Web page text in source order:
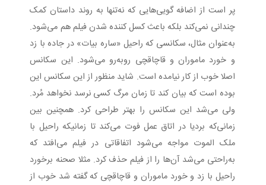
پر است از اضافه گویی‌هایی که نه‌تنها به روند داستان کمک
چندانی نمی‌کند بلکه باعث کسل کننده شدن فیلم هم می‌شود.
به‌عنوان مثال، سکانسی که راحیل «ساره بیات» در جاده با زد
و خورد ماموران و قاچاقچی رو‌به‌رو می‌شود. این سکانس
اصلا خوب از کار نیامده است. شاید منظور از این سکانس این
بوده است که بیان کند تا زمان مرگ کسی نرسد نخواهد مُرد.
ولی می‌شد این سکانس را بهتر طراحی کرد. همچنین بین
زمانی‌که بردیا در اتاق عمل فوت می‌کند تا زمانیکه راحیل با
ملک الموت مواجه می‌شود اتفاقاتی در فیلم می‌افتد که
به‌راحتی می‌شد آن‌ها را از فیلم حذف کرد. مثلا صحنه برخورد
راحیل با زد و خورد ماموران و قاچاقچی که گفته شد خوب از